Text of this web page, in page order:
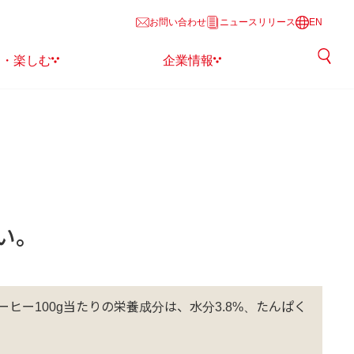
お問い合わせ ニュースリリース EN
楽しむ 企業情報
ー100g当たりの栄養成分は、水分3.8%、たんぱく